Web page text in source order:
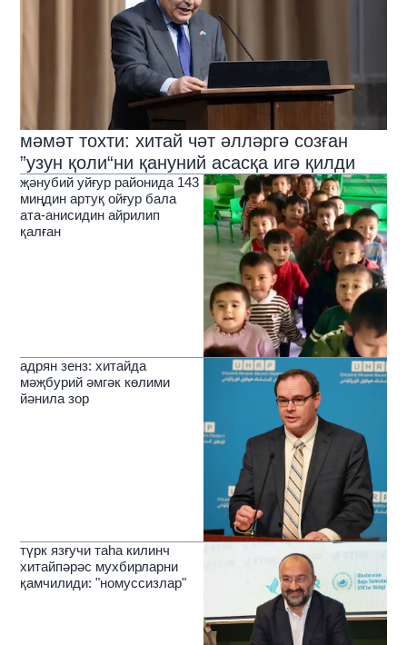
мәмәт тохти: хитай чәт әлләргә созған
”узун қоли“ни қануний асасқа игә қилди
җәнубий уйғур районида 143
миңдин артуқ ойғур бала
ата-анисидин айрилип
қалған
адрян зенз: хитайда
мәҗбурий әмгәк көлими
йәнила зор
түрк язғучи таһа килинч
хитайпәрәс мухбирларни
қамчилиди: "номуссизлар"